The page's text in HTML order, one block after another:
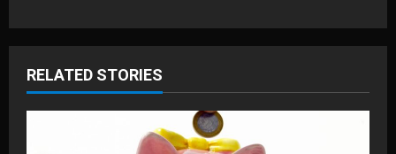
a
v
i
RELATED STORIES